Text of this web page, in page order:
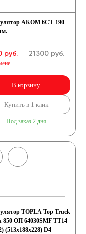
АКОМ 6СТ-190
руб. 21300руб.
В корзину
Купить в 1 клик
Под заказ 2 дня
TOPLA Top Truck
850 ОП 64030SMF TT14
(513x188x228) D4